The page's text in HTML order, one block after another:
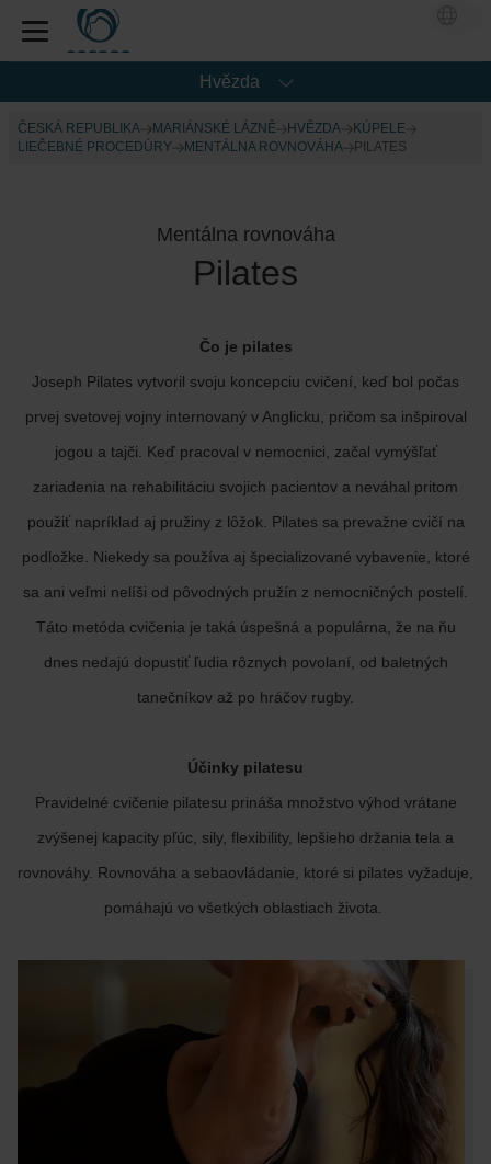
Hvězda
ČESKÁ REPUBLIKA MARIÁNSKÉ LÁZNĚ HVĚZDA
KÚPELE
LIEČEBNÉ PROCEDÚRY
MENTÁLNA ROVNOVÁHA PILATES
Mentálna rovnováha
Pilates
Čo je pilates
Joseph Pilates vytvoril svoju koncepciu cvičení, keď bol počas
prvej svetovej vojny internovaný v Anglicku, pričom sa inšpiroval
jogou a tajči. Keď pracoval v nemocnici, začal vymýšľať
zariadenia na rehabilitáciu svojich pacientov a neváhal pritom
použiť napríklad aj pružiny z lôžok. Pilates sa prevažne cvičí na
podložke. Niekedy sa používa aj špecializované vybavenie, ktoré
sa ani veľmi nelíši od pôvodných pružín z nemocničných postelí.
Táto metóda cvičenia je taká úspešná a populárna, že na ňu
dnes nedajú dopustiť ľudia rôznych povolaní, od baletných
tanečníkov až po hráčov rugby.
Účinky pilatesu
Pravidelné cvičenie pilatesu prináša množstvo výhod vrátane
zvýšenej kapacity pľúc, sily, flexibility, lepšieho držania tela a
rovnováhy. Rovnováha a sebaovládanie, ktoré si pilates vyžaduje,
pomáhajú vo všetkých oblastiach života.